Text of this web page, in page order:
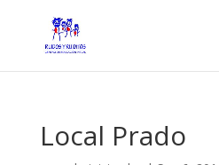
Local Prado